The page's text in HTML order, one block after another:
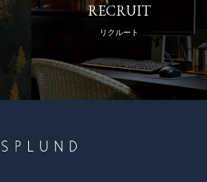
RECRUIT
リクルート